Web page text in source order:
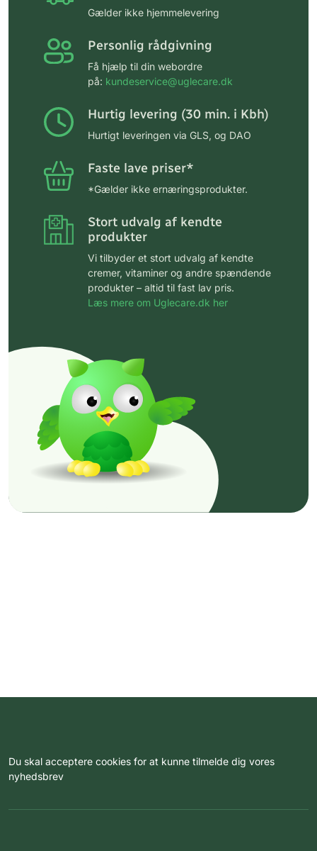
Gælder ikke hjemmelevering
Personlig rådgivning
Få hjælp til din webordre
på: kundeservice@uglecare.dk
Hurtig levering (30 min. i Kbh)
Hurtigt leveringen via GLS, og DAO
Faste lave priser*
*Gælder ikke ernæringsprodukter.
Stort udvalg af kendte
produkter
Vi tilbyder et stort udvalg af kendte
cremer, vitaminer og andre spændende
produkter – altid til fast lav pris.
Læs mere om Uglecare.dk her
Du skal acceptere cookies for at kunne tilmelde dig vores
nyhedsbrev